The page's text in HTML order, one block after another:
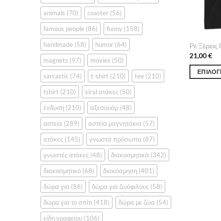
animals (70) coaster (56)
famous people (86) funny (158)
handmade (58) humor (64)
magnets (97) movies (50)
sarcastic (74) t-shirt (210) tee (210)
tshirt (210) viral ατάκες (50)
ένδυση (210) αξεσουάρ (48)
αστεία (289) αστεία μαγνητάκια (57)
ατάκες (145) γνωστά πρόσωπα (87)
γνωστές ατάκες (48) διακοσμητικά (342)
διακοσμητικό (68) διακόσμηση (401)
δώρα για (86) δώρα για ζωόφιλους (58)
δώρα για το σπίτι (418) δώρα με ζώα (54)
είδη γραφείου (106)
Ρε Ξέρεις
21,00€